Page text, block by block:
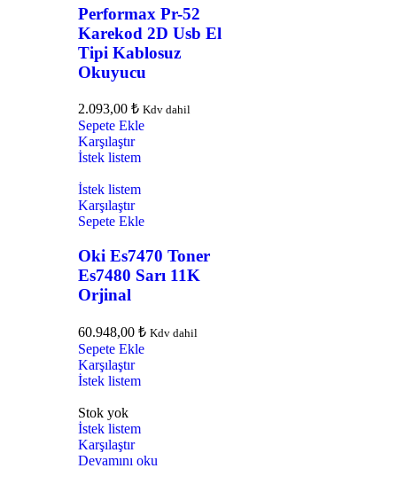
Performax Pr-52
Karekod 2D Usb El
Tipi Kablosuz
Okuyucu
2.093,00 ₺ Kdv dahil
Sepete Ekle
Karşılaştır
İstek listem
İstek listem
Karşılaştır
Sepete Ekle
Oki Es7470 Toner
Es7480 Sarı 11K
Orjinal
60.948,00 ₺ Kdv dahil
Sepete Ekle
Karşılaştır
İstek listem
Stok yok
İstek listem
Karşılaştır
Devamını oku